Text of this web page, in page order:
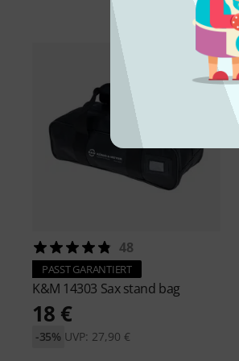
48
PASST GARANTIERT
K&M 14303 Sax stand bag
18 €
UVP: 27,90 €
-35%